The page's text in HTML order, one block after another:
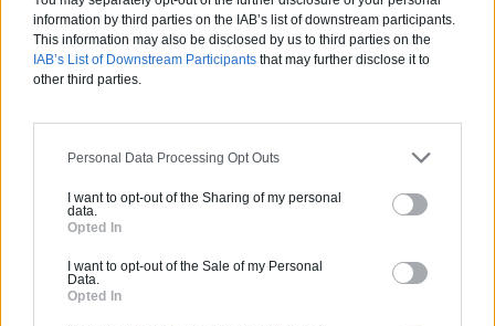
information by third parties on the IAB’s list of downstream participants.
This information may also be disclosed by us to third parties on the
IAB’s List of Downstream Participants that may further disclose it to
other third parties.
Personal Data Processing Opt Outs
I want to opt-out of the Sharing of my personal
data.
Opted In
I want to opt-out of the Sale of my Personal
Data.
Opted In
Partagez cet article
Vous souhaitez une estimation
pour vos travaux ?
helloArtisan vous accompagne de la simple
mise en relation avec un professionnel de